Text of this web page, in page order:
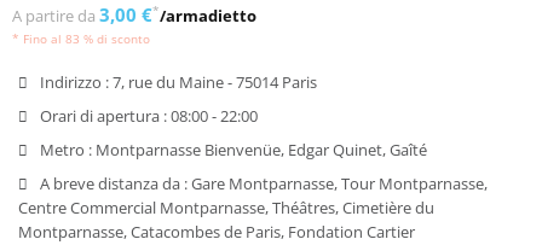
A partire da 3,00 €*/armadietto
* Fino al 83 % di sconto
Indirizzo :7, rue du Maine - 75014 Paris
Orari di apertura :08:00 - 22:00
Metro : Montparnasse Bienvenüe, Edgar Quinet, Gaîté
A breve distanza da :Gare Montparnasse, Tour Montparnasse,
Centre Commercial Montparnasse, Théâtres, Cimetière du
Montparnasse, Catacombes de Paris, Fondation Cartier